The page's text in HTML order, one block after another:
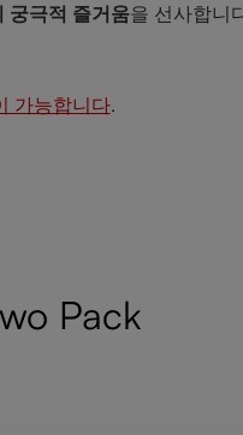
궁극적 즐거움을 선사합니
가능합니다.
Pack